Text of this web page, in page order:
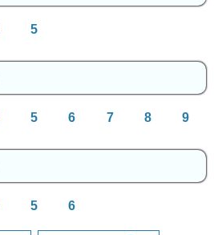
5
5 6 7 8 9
5 6